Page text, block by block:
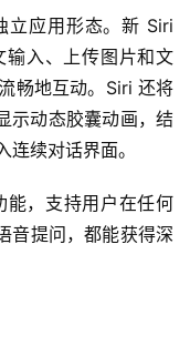
立应用形态。新 Siri
输入、上传图片和文
畅地互动。Siri 还将
示动态胶囊动画，结
续对话界面。
能，支持用户在任何
音提问，都能获得深